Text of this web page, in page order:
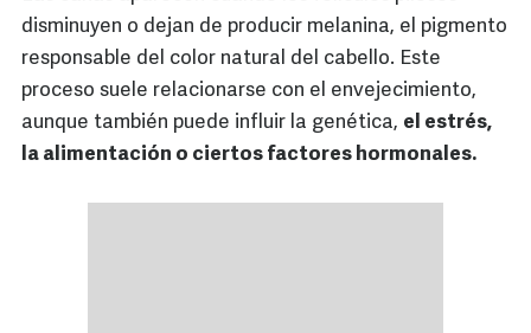
disminuyen o dejan de producir melanina, el pigmento
responsable del color natural del cabello. Este
proceso suele relacionarse con el envejecimiento,
aunque también puede influir la genética, el estrés,
la alimentación o ciertos factores hormonales.